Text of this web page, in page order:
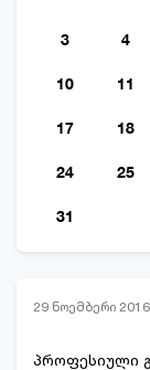
3 4
10 11
17 18
24 25
31
29 ნოემბერი 2016
პროფესიული